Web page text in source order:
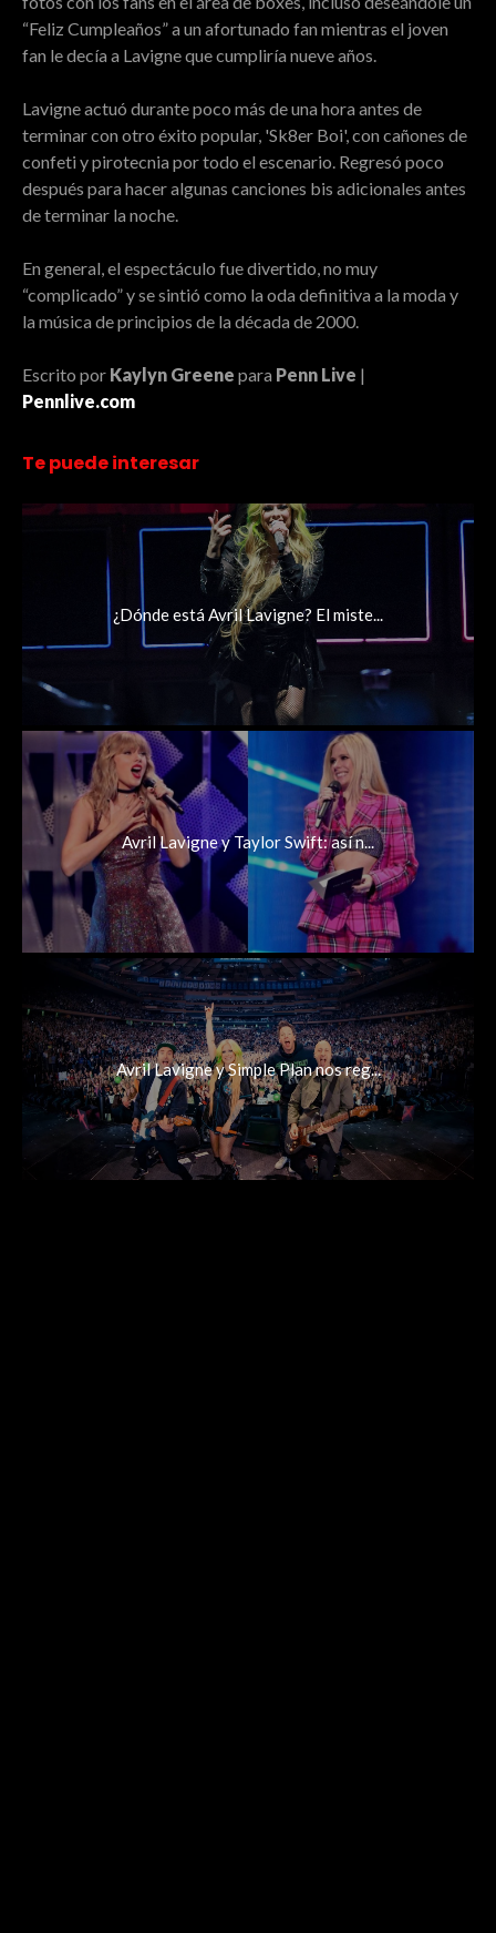
“Feliz Cumpleaños” a un afortunado fan mientras el joven
fan le decía a Lavigne que cumpliría nueve años.
Lavigne actuó durante poco más de una hora antes de
terminar con otro éxito popular, 'Sk8er Boi', con cañones de
confeti y pirotecnia por todo el escenario. Regresó poco
después para hacer algunas canciones bis adicionales antes
de terminar la noche.
En general, el espectáculo fue divertido, no muy
“complicado” y se sintió como la oda definitiva a la moda y
la música de principios de la década de 2000.
Escrito por Kaylyn Greene para Penn Live |
Pennlive.com
Te puede interesar
¿Dónde está Avril Lavigne? El miste...
Avril Lavigne y Taylor Swift: así n...
Avril Lavigne y Simple Plan nos reg...